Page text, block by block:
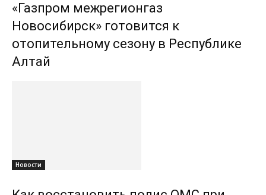
«Газпром межрегионгаз
Новосибирск» готовится к
отопительному сезону в Республике
Алтай
Новости